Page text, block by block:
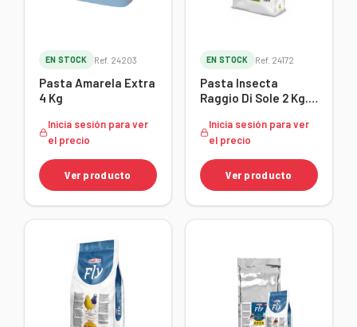
EN STOCK Ref. 24203
Pasta Amarela Extra
4 Kg
Inicia sesión para ver
el precio
Ver producto
EN STOCK Ref. 24172
Pasta Insecta
Raggio Di Sole 2 Kg.
Inicia sesión para ver
el precio
Ver producto